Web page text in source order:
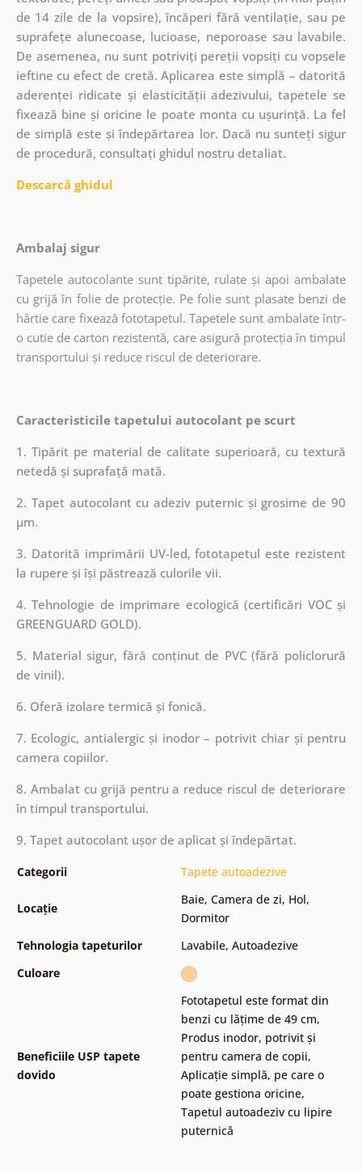
de 14 zile de la vopsire), încăperi fără ventilație, sau pe
suprafețe alunecoase, lucioase, neporoase sau lavabile.
De asemenea, nu sunt potriviți pereții vopsiți cu vopsele
ieftine cu efect de cretă. Aplicarea este simplă – datorită
aderenței ridicate și elasticității adezivului, tapetele se
fixează bine și oricine le poate monta cu ușurință. La fel
de simplă este și îndepărtarea lor. Dacă nu sunteți sigur
de procedură, consultați ghidul nostru detaliat.
Descarcă ghidul
Ambalaj sigur
Tapetele autocolante sunt tipărite, rulate și apoi ambalate
cu grijă în folie de protecție. Pe folie sunt plasate benzi de
hârtie care fixează fototapetul. Tapetele sunt ambalate într-
o cutie de carton rezistentă, care asigură protecția în timpul
transportului și reduce riscul de deteriorare.
Caracteristicile tapetului autocolant pe scurt
1. Tipărit pe material de calitate superioară, cu textură
netedă și suprafață mată.
2. Tapet autocolant cu adeziv puternic și grosime de 90
µm.
3. Datorită imprimării UV-led, fototapetul este rezistent
la rupere și își păstrează culorile vii.
4. Tehnologie de imprimare ecologică (certificări VOC și
GREENGUARD GOLD).
5. Material sigur, fără conținut de PVC (fără policlorură
de vinil).
6. Oferă izolare termică și fonică.
7. Ecologic, antialergic și inodor – potrivit chiar și pentru
camera copiilor.
8. Ambalat cu grijă pentru a reduce riscul de deteriorare
în timpul transportului.
9. Tapet autocolant ușor de aplicat și îndepărtat.
Categorii Tapete autoadezive
Locație
Baie, Camera de zi, Hol,
Dormitor
Tehnologia tapeturilor
Lavabile, Autoadezive
Culoare
Beneficiile USP tapete
dovido
Fototapetul este format din
benzi cu lățime de 49 cm,
Produs inodor, potrivit și
pentru camera de copii,
Aplicație simplă, pe care o
poate gestiona oricine,
Tapetul autoadeziv cu lipire
puternică